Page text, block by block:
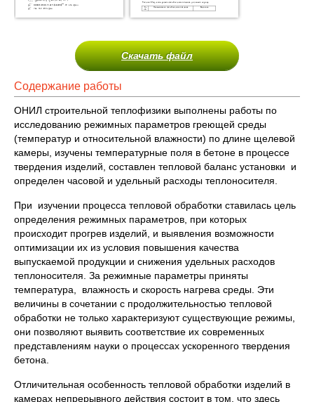
Скачать файл
Содержание работы
ОНИЛ строительной теплофизики выполнены работы по
исследова­нию режимных параметров греющей среды
(температур и относительной влажности) по длине щелевой
камеры, изучены температурные поля в бетоне в процессе
твердения изделий, составлен тепловой баланс установки и
определен часовой и удельный расходы теплоносителя.
При изучении процесса тепловой обработки ставилась цель
опре­деления режимных параметров, при которых
происходит прогрев изделий, и выявления возможности
оптимизации их из условия повышения качества
выпускаемой продукции и снижения удельных расходов
тепло­носителя. За режимные параметры приняты
температура, влажность и скорость нагрева среды. Эти
величины в сочетании с продолжитель­ностью тепловой
обработки не только характеризуют существующие режимы,
они позволяют выявить соответствие их современных
представлениям науки о процессах ускоренного твердения
бетона.
Отличительная особенность тепловой обработки изделий в
камерах непрерывного действия состоит в том, что здесь